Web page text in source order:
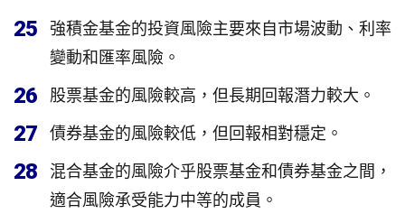
25
強積金基金的投資風險主要來自市場波動、利率
變動和匯率風險。
26 股票基金的風險較高，但長期回報潛力較大。
27 債券基金的風險較低，但回報相對穩定。
28
混合基金的風險介乎股票基金和債券基金之間，
適合風險承受能力中等的成員。